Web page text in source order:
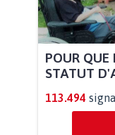
POUR QUE
STATUT
113.494